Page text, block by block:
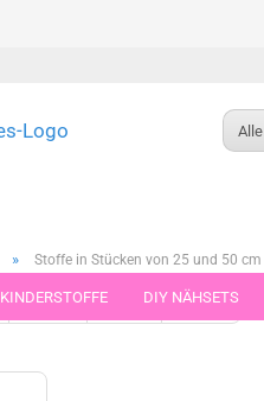
Alle
KINDERSTOFFE DIY NÄHSETS
» Stoffe in Stücken von 25 und 50 cm
« zurück weiter » Letzter »